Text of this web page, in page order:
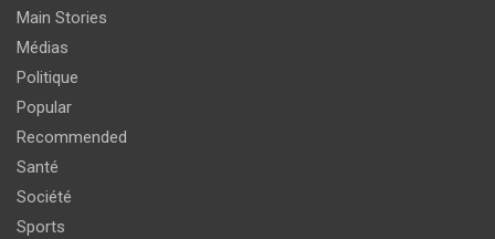
Main Stories
Médias
Politique
Popular
Recommended
Santé
Société
Sports